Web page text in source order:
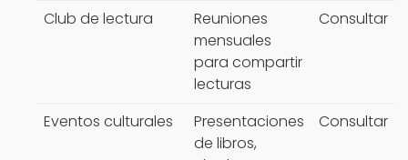
Club de lectura
Reuniones
mensuales
para compartir
lecturas
Consultar
Eventos culturales
Presentaciones
de libros,
Consultar